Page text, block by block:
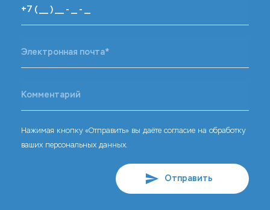
Нажимая кнопку «Отправить» вы даёте согласие на обработку
ваших персональных данных.
Отправить